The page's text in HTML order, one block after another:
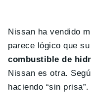
Nissan ha vendido
parece lógico que
combustible de
Nissan es otra.
haciendo “sin prisa”.